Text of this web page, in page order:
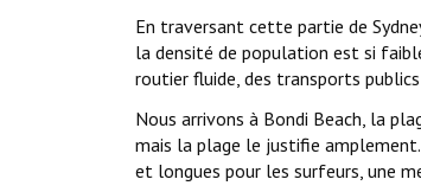
En traversant cette partie de
la densité de population est si
routier fluide, des transports
Nous arrivons à Bondi Beach, la
mais la plage le justifie
et longues pour les surfeurs, une